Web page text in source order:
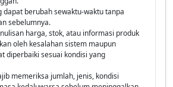
dapat berubah sewaktu-waktu tanpa
sebelumnya.
harga, stok, atau informasi produk
oleh kesalahan sistem maupun
diperbaiki sesuai kondisi yang
memeriksa jumlah, jenis, kondisi